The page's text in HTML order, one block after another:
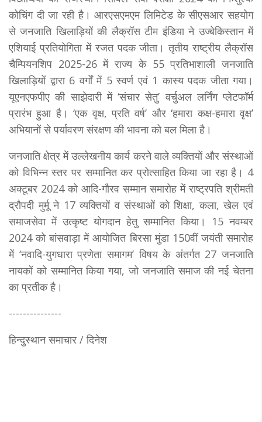
कोचिंग दी जा रही है। आरएसएमएम लिमिटेड के सीएसआर सहयोग
से जनजाति खिलाड़ियों की लैक्रॉस टीम इंडिया ने उज्बेकिस्तान में
एशियाई प्रतियोगिता में रजत पदक जीता। तृतीय राष्ट्रीय लैक्रॉस
चैम्पियनशिप 2025-26 में राज्य के 55 प्रतिभाशाली जनजाति
खिलाड़ियों द्वारा 6 वर्गाें में 5 स्वर्ण एवं 1 कास्य पदक जीता गया।
यूएनएफपीए की साझेदारी में ‘संचार सेतु’ वर्चुअल लर्निंग प्लेटफॉर्म
प्रारंभ हुआ है। ‘एक वृक्ष, प्रति वर्ष’ और ‘हमारा कक्ष-हमारा वृक्ष’
अभियानों से पर्यावरण संरक्षण की भावना को बल मिला है।
जनजाति क्षेत्र में उल्लेखनीय कार्य करने वाले व्यक्तियों और संस्थाओं
को विभिन्न स्तर पर सम्मानित कर प्रोत्साहित किया जा रहा है। 4
अक्टूबर 2024 को आदि-गौरव सम्मान समारोह में राष्ट्रपति श्रीमती
द्रौपदी मुर्मू ने 17 व्यक्तियों व संस्थाओं को शिक्षा, कला, खेल एवं
समाजसेवा में उत्कृष्ट योगदान हेतु सम्मानित किया। 15 नवम्बर
2024 को बांसवाड़ा में आयोजित बिरसा मुंडा 150वीं जयंती समारोह
में ‘नवादि-युगधारा प्रणेता समागम’ विषय के अंतर्गत 27 जनजाति
नायकों को सम्मानित किया गया, जो जनजाति समाज की नई चेतना
का प्रतीक है।
---------------
हिन्दुस्थान समाचार / दिनेश